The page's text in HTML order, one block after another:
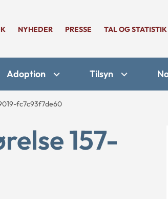
NYHEDER PRESSE TAL OG STATISTIK
Adoption Tilsyn
fc7c93f7de60
157-